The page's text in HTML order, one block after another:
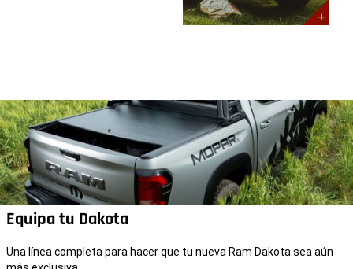
Equipa tu Dakota
Una línea completa para hacer que tu nueva Ram Dakota sea aún